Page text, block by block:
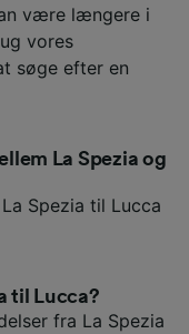
være længere i
vores
søge efter en
La Spezia og
Spezia til Lucca
til Lucca?
fra La Spezia